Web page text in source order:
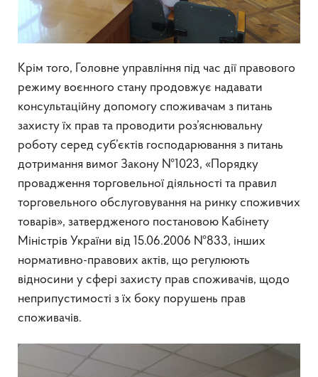
Крім того, Головне управління під час дії правового
режиму воєнного стану продовжує надавати
консультаційну допомогу споживачам з питань
захисту їх прав та проводити роз’яснювальну
роботу серед суб’єктів господарювання з питань
дотримання вимог Закону №1023, «Порядку
провадження торговельної діяльності та правил
торговельного обслуговування на ринку споживчих
товарів», затвердженого постановою Кабінету
Міністрів України від 15.06.2006 №833, інших
нормативно-правових актів, що регулюють
відносини у сфері захисту прав споживачів, щодо
неприпустимості з їх боку порушень прав
споживачів.